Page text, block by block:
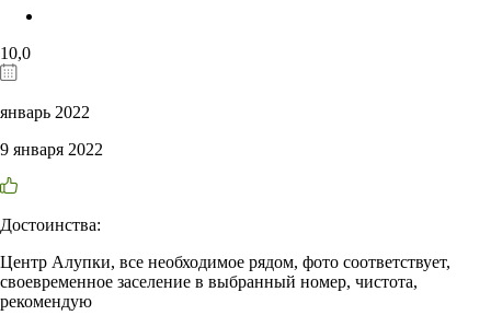
10,0
январь 2022
9 января 2022
Достоинства:
Центр Алупки, все необходимое рядом, фото соответствует,
своевременное заселение в выбранный номер, чистота,
рекомендую